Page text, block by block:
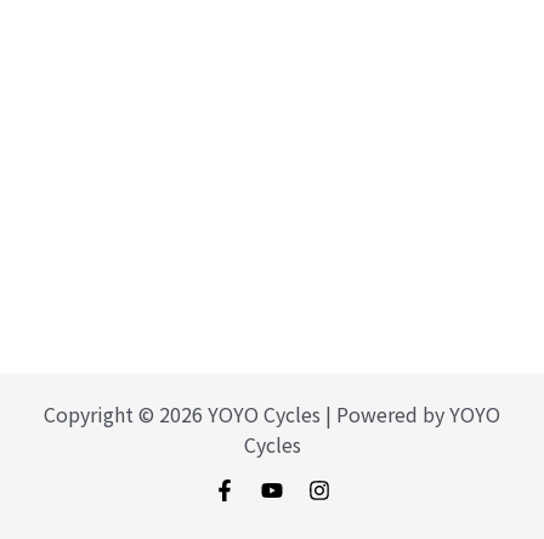
Copyright © 2026 YOYO Cycles | Powered by YOYO
Cycles